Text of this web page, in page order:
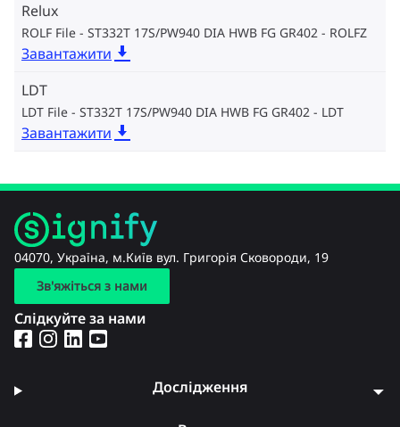
Relux
ROLF File - ST332T 17S/PW940 DIA HWB FG GR402 ROLFZ
Завантажити
LDT
LDT File - ST332T 17S/PW940 DIA HWB FG GR402 LDT
Завантажити
04070, Україна, м.Київ вул. Григорія Сковороди, 19
Зв'яжіться з нами
Слідкуйте за нами
Дослідження